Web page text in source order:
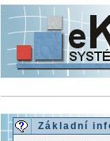
Základní